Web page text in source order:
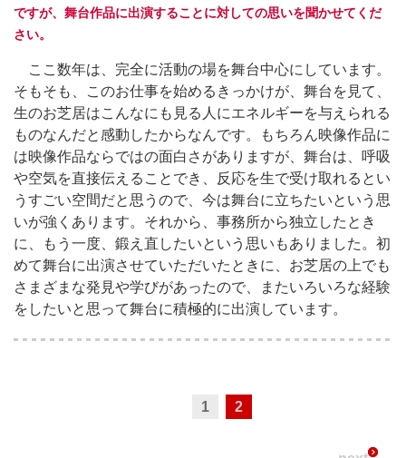
ですが、舞台作品に出演することに対しての思いを聞かせてくだ
さい。
ここ数年は、完全に活動の場を舞台中心にしています。
そもそも、このお仕事を始めるきっかけが、舞台を見て、
生のお芝居はこんなにも見る人にエネルギーを与えられる
ものなんだと感動したからなんです。もちろん映像作品に
は映像作品ならではの面白さがありますが、舞台は、呼吸
や空気を直接伝えることでき、反応を生で受け取れるとい
うすごい空間だと思うので、今は舞台に立ちたいという思
いが強くあります。それから、事務所から独立したとき
に、もう一度、鍛え直したいという思いもありました。初
めて舞台に出演させていただいたときに、お芝居の上でも
さまざまな発見や学びがあったので、またいろいろな経験
をしたいと思って舞台に積極的に出演しています。
1 2